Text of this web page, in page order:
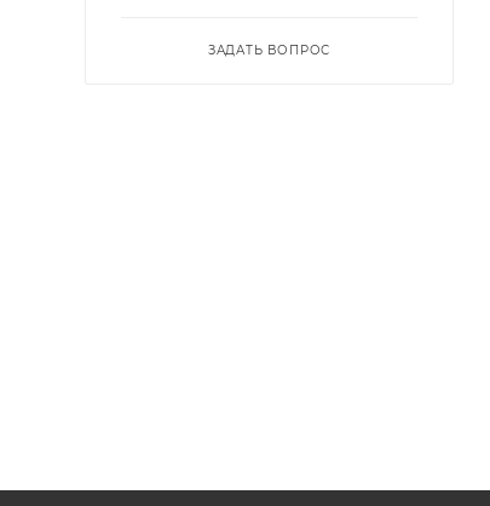
ЗАДАТЬ ВОПРОС